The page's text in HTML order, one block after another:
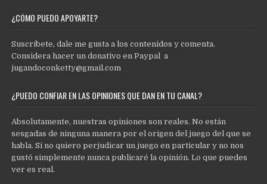
¿CÓMO PUEDO APOYARTE?
Suscríbete, dale me gusta a los contenidos y comenta.
Considera hacer un donativo en Paypal a
jugandoconketty@gmail.com
¿PUEDO CONFIAR EN LAS OPINIONES QUE DAN EN TU CANAL?
Absolutamente, nuestras opiniones son reales. No están
sesgadas de ninguna manera por el origen del juego del que se
habla. Si no quiero perjudicar un juego en particular y no nos
gustó simplemente nunca publicaré la opinión. Lo que puedes
ver es real.